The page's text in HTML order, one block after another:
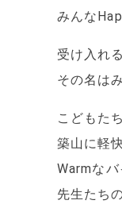
みんな
受け入れ
その名は
こどもた
築山に軽
Warmな
先生たち